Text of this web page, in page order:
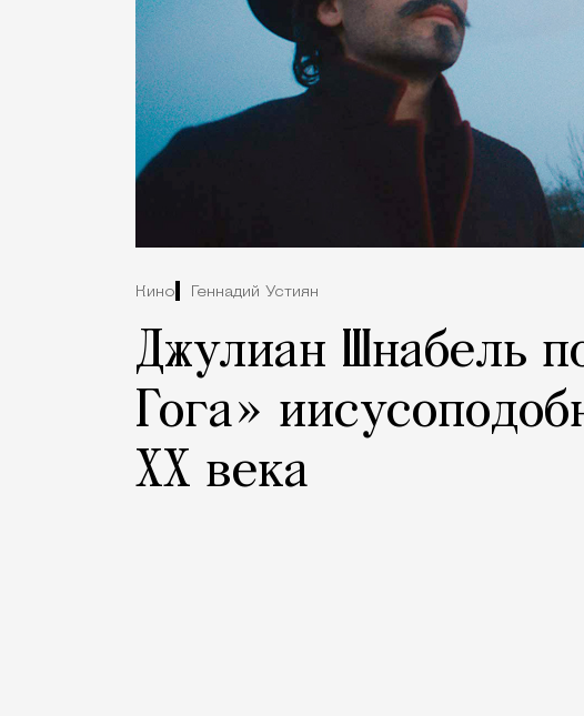
Кино Геннадий Устиян
Джулиан Шнабель
Гога»
XX века